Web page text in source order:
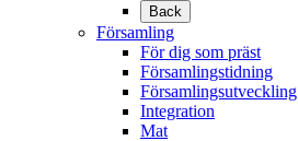
Back
Församling
För dig som präst
Församlingstidning
Församlingsutveckling
Integration
Mat